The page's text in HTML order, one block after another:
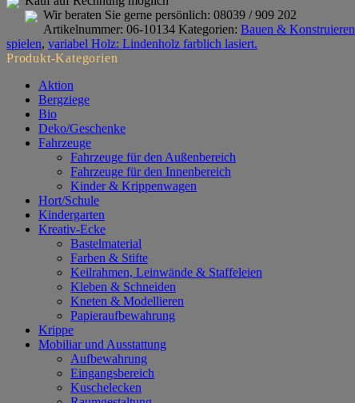
MengeWir beraten Sie gerne persönlich: 08039 / 909 202
Artikelnummer: 06-10134 Kategorien: Bauen & Konstruieren
spielen, variabel Holz: Lindenholz farblich lasiert.
Produkt-Kategorien
Aktion
Bergziege
Bio
Deko/Geschenke
Fahrzeuge
Fahrzeuge für den Außenbereich
Fahrzeuge für den Innenbereich
Kinder & Krippenwagen
Hort/Schule
Kindergarten
Kreativ-Ecke
Bastelmaterial
Farben & Stifte
Keilrahmen, Leinwände & Staffeleien
Kleben & Schneiden
Kneten & Modellieren
Papieraufbewahrung
Krippe
Mobiliar und Ausstattung
Aufbewahrung
Eingangsbereich
Kuschelecken